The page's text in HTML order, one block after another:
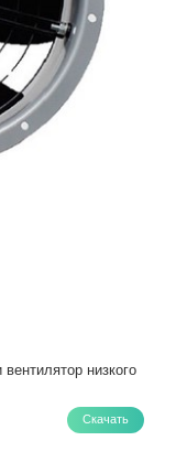
низкого
Скачать